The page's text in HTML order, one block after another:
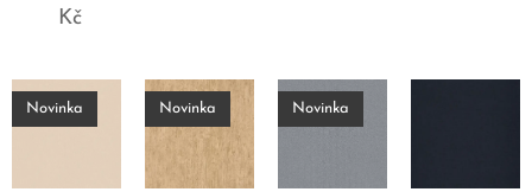
Kč
Novinka Novinka Novinka